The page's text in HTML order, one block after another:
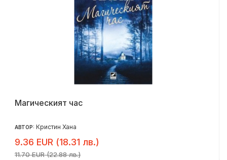
Магическият час
АВТОР: Кристин Хана
9.36 EUR (18.31 лв.)
11.70 EUR (22.88 лв.)